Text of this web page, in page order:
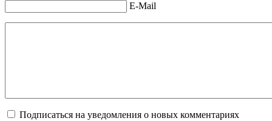
E-Mail
Подписаться на уведомления о новых комментариях